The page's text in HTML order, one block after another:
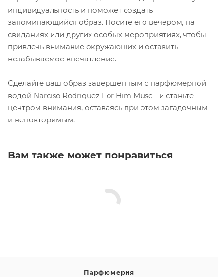
индивидуальность и поможет создать
запоминающийся образ. Носите его вечером, на
свиданиях или других особых мероприятиях, чтобы
привлечь внимание окружающих и оставить
незабываемое впечатление.
Сделайте ваш образ завершенным с парфюмерной
водой Narciso Rodriguez For Him Musc - и станьте
центром внимания, оставаясь при этом загадочным
и неповторимым.
Вам также может понравиться
Парфюмерия